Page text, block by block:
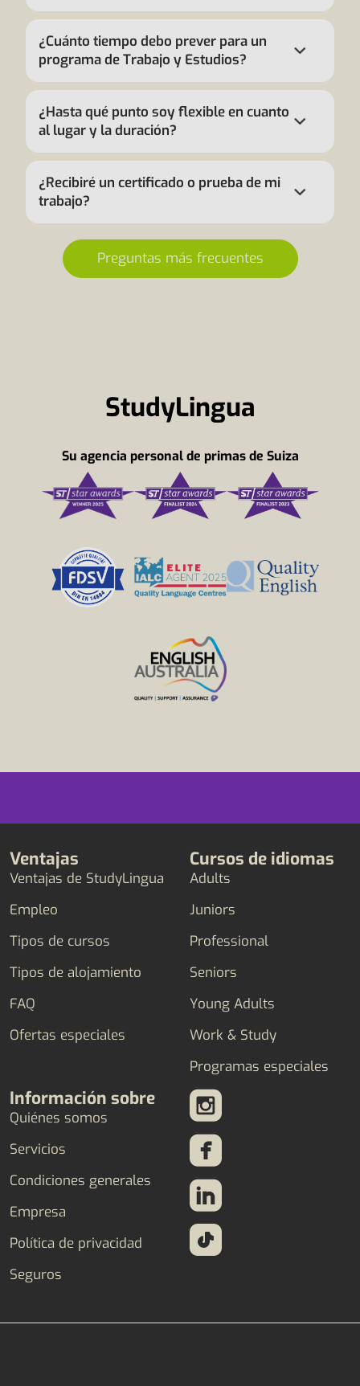
¿Cuánto tiempo debo prever para un
programa de Trabajo y Estudios?
¿Hasta qué punto soy flexible en cuanto
al lugar y la duración?
¿Recibiré un certificado o prueba de mi
trabajo?
Preguntas más frecuentes
StudyLingua
Su agencia personal de primas de Suiza
Ventajas
Ventajas de StudyLingua
Empleo
Tipos de cursos
Tipos de alojamiento
FAQ
Ofertas especiales
Cursos de idiomas
Adults
Juniors
Professional
Seniors
Young Adults
Work & Study
Programas especiales
Información sobre
Quiénes somos
Servicios
Condiciones generales
Empresa
Política de privacidad
Seguros